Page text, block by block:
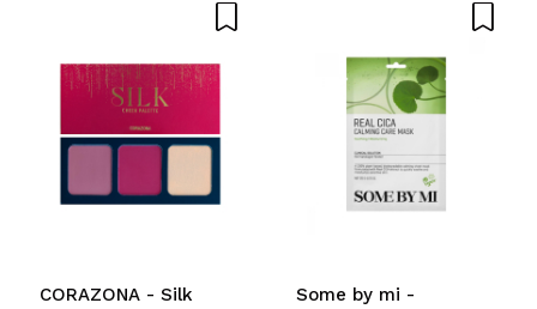
INVIA
CORAZONA - Silk
Some by mi -